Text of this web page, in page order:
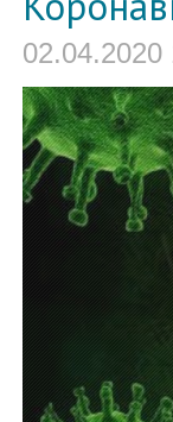
02.04.2020